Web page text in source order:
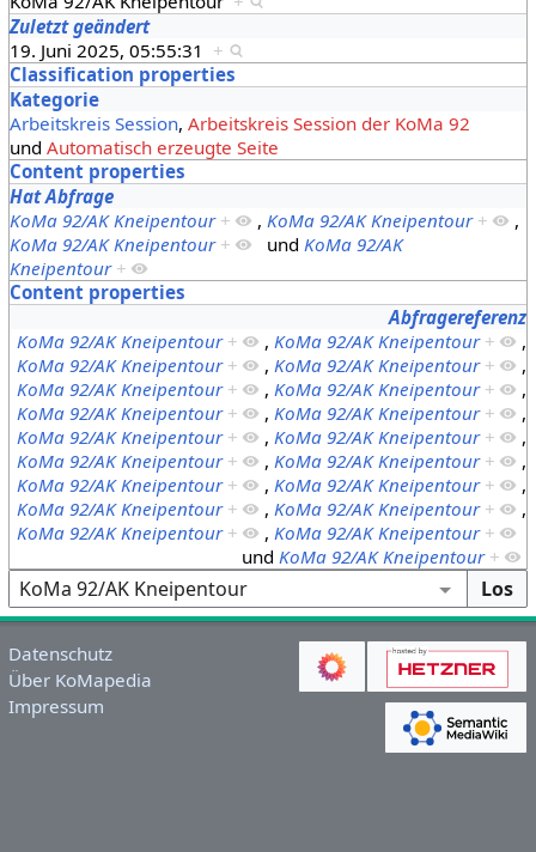
Zuletzt geändert
19. Juni 2025, 05:55:31 +
Classification properties
Kategorie
Arbeitskreis Session, Arbeitskreis Session der KoMa 92
und Automatisch erzeugte Seite
Content properties
Hat Abfrage
KoMa 92/AK Kneipentour + , KoMa 92/AK Kneipentour +
,
KoMa 92/AK Kneipentour + und KoMa 92/AK
Kneipentour +
Content properties
Abfragereferenz
KoMa 92/AK Kneipentour + , KoMa 92/AK Kneipentour +
,
KoMa 92/AK Kneipentour + , KoMa 92/AK Kneipentour +
,
KoMa 92/AK Kneipentour + , KoMa 92/AK Kneipentour +
,
KoMa 92/AK Kneipentour + , KoMa 92/AK Kneipentour +
,
KoMa 92/AK Kneipentour + , KoMa 92/AK Kneipentour +
,
KoMa 92/AK Kneipentour + , KoMa 92/AK Kneipentour +
,
KoMa 92/AK Kneipentour + , KoMa 92/AK Kneipentour +
,
KoMa 92/AK Kneipentour + , KoMa 92/AK Kneipentour +
,
KoMa 92/AK Kneipentour + , KoMa 92/AK Kneipentour +
und KoMa 92/AK Kneipentour +
Datenschutz
Über KoMapedia
Impressum